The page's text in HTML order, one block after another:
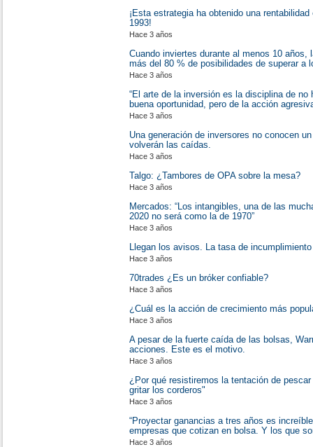
¡Esta estrategia ha obtenido una
1993!
Hace 3 años
Cuando inviertes durante al menos 10 años,
más del 80 % de posibilidades de superar a
Hace 3 años
“El arte de la inversión es la disciplina de no
buena oportunidad, pero de la acción
Hace 3 años
Una generación de inversores no conocen
volverán las caídas.
Hace 3 años
Talgo: ¿Tambores de OPA sobre la mesa?
Hace 3 años
Mercados: “Los intangibles, una de las
2020 no será como la de 1970”
Hace 3 años
Llegan los avisos. La tasa de
Hace 3 años
70trades ¿Es un bróker confiable?
Hace 3 años
¿Cuál es la acción de crecimiento más
Hace 3 años
A pesar de la fuerte caída de las bolsas,
acciones. Este es el motivo.
Hace 3 años
¿Por qué resistiremos la tentación de
gritar los corderos"
Hace 3 años
“Proyectar ganancias a tres años es
empresas que cotizan en bolsa. Y los que
Hace 3 años